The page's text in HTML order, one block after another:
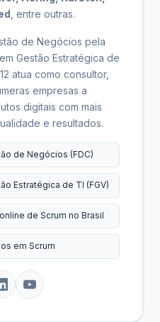
, entre outras.
de Negócios pela
Gestão Estratégica de
atua como consultor,
empresas a
digitais com mais
e resultados.
de Negócios (FDC)
Estratégica de TI (FGV)
de Scrum no Brasil
em Scrum